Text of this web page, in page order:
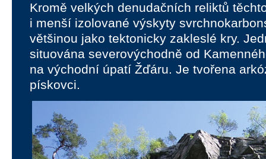
Kromě velkých denudačních reliktů
i menší izolované výskyty
většinou jako tektonicky zakleslé kry.
situována severovýchodně od
na východní úpatí Žďáru. Je tvořena
pískovci.